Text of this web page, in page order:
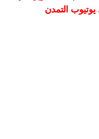
التمدن